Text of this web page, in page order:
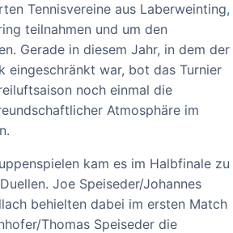
Tennisvereine aus Laberweinting,
teilnahmen und um den
Gerade in diesem Jahr, in dem der
eingeschränkt war, bot das Turnier
noch einmal die
Atmosphäre im
kam es im Halbfinale zu
Joe Speiseder/Johannes
behielten dabei im ersten Match
Thomas Speiseder die